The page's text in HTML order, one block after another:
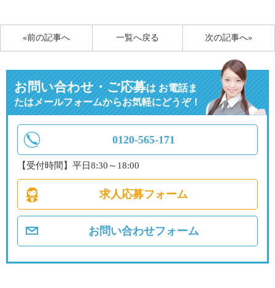
«前の記事へ 次の記事へ»
一覧へ戻る
お問い合わせ・ご応募はお電話ま
たはメールフォームからお気軽にどうぞ！
0120-565-171
【受付時間】平日8:30～18:00
求人応募フォーム
お問い合わせフォーム